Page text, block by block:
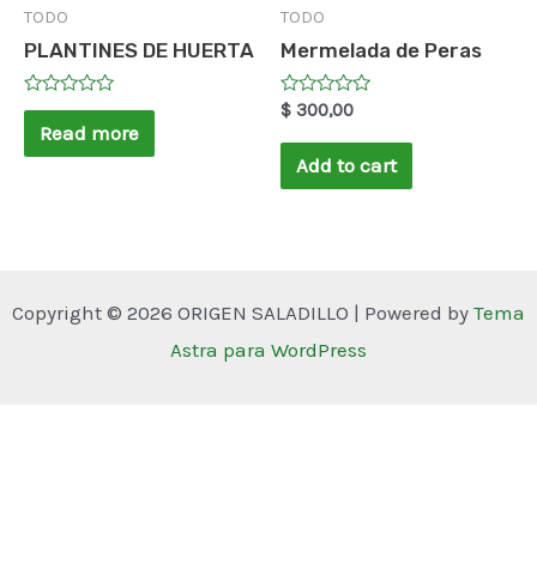
TODO
PLANTINES DE HUERTA
Rated
out
of
Read more
TODO
Mermelada de Peras
Rated
0
out
$ 300,00
Add to cart
Copyright © 2026 ORIGEN SALADILLO | Powered by Tema
Astra para WordPress